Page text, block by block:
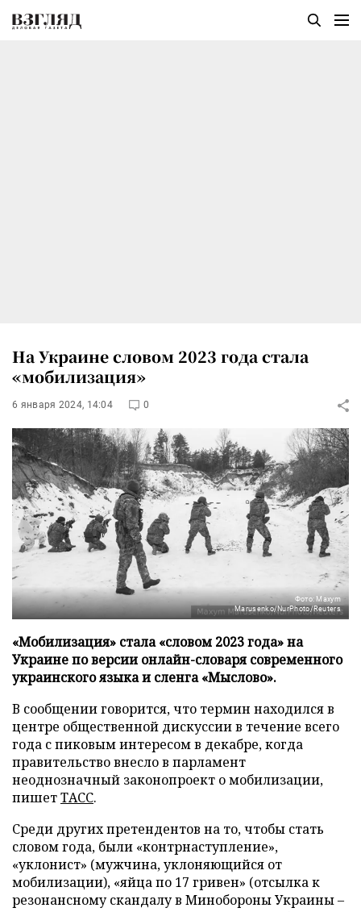
На Украине словом 2023 года стала
«мобилизация»
6 января 2024, 14:04 0
Фото: Maxym
Marusenko/NurPhoto/Reuters
«Мобилизация» стала «словом 2023 года» на
Украине по версии онлайн-словаря современного
украинского языка и сленга «Мыслово».
В сообщении говорится, что термин находился в
центре общественной дискуссии в течение всего
года с пиковым интересом в декабре, когда
правительство внесло в парламент
неоднозначный законопроект о мобилизации,
пишетТАСС.
Среди других претендентов на то, чтобы стать
словом года, были «контрнаступление»,
«уклонист» (мужчина, уклоняющийся от
мобилизации), «яйца по 17 гривен» (отсылка к
резонансному скандалу в Минобороны Украины –